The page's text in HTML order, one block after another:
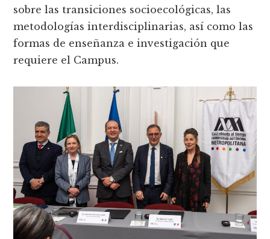
sobre las transiciones socioecológicas, las
metodologías interdisciplinarias, así como las
formas de enseñanza e investigación que
requiere el Campus.